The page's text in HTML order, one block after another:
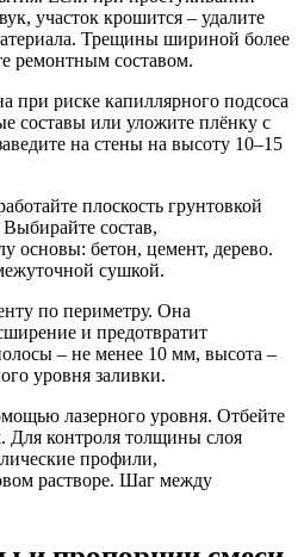
участок крошится – удалите
Трещины шириной более
ремонтным составом.
при риске капиллярного подсоса
составы или уложите плёнку с
на стены на высоту 10–15
плоскость грунтовкой
состав,
основы: бетон, цемент, дерево.
сушкой.
по периметру. Она
и предотвратит
– не менее 10 мм, высота –
уровня заливки.
лазерного уровня. Отбейте
Для контроля толщины слоя
профили,
растворе. Шаг между